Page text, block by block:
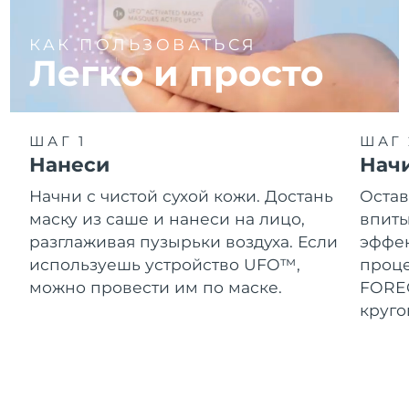
КАК ПОЛЬЗОВАТЬСЯ
Легко и просто
ШАГ 1
Нанеси
Начни с чистой сухой кожи. Достань
маску из саше и нанеси на лицо,
разглаживая пузырьки воздуха. Если
используешь устройство UFO™,
можно провести им по маске.
ШАГ
Нидерланды
Ожидаемая дата доставки
Новая Зеландия
8/9/26
Норвегия
Ожидаемая дата доставки
8/9/26
Оман
Ожидаемая дата доставки
8/12/26
Филиппины
Ожидаемая дата доставки
8/12/26
Ожидаемая дата доставки